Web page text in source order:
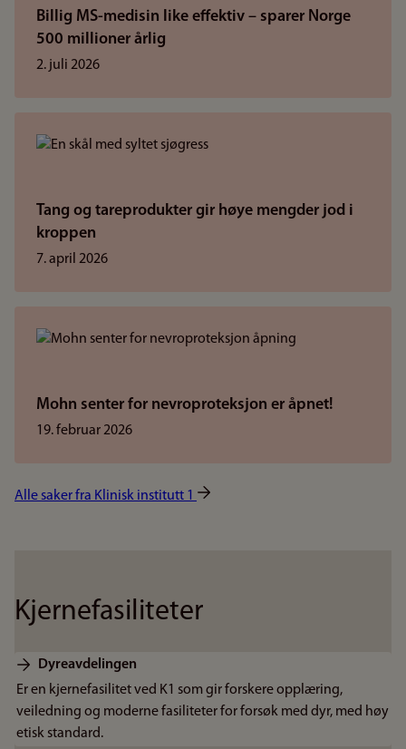
Billig MS-medisin like effektiv – sparer Norge
500 millioner årlig
2. juli 2026
Tang og tareprodukter gir høye mengder jod i
kroppen
7. april 2026
Mohn senter for nevroproteksjon er åpnet!
19. februar 2026
Alle saker fra Klinisk institutt 1
Kjernefasiliteter
Dyreavdelingen
Er en kjernefasilitet ved K1 som gir forskere opplæring,
veiledning og moderne fasiliteter for forsøk med dyr, med høy
etisk standard.